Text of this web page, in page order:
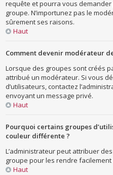
requête et pourra vous
groupe. N’importunez pas le
sûrement ses raisons.
Haut
Comment devenir modérateur
Lorsque des groupes sont créés
attribué un modérateur. Si vous
d’utilisateurs, contactez
envoyant un message privé.
Haut
Pourquoi certains groupes
couleur différente ?
L’administrateur peut attribuer
groupe pour les rendre
Haut